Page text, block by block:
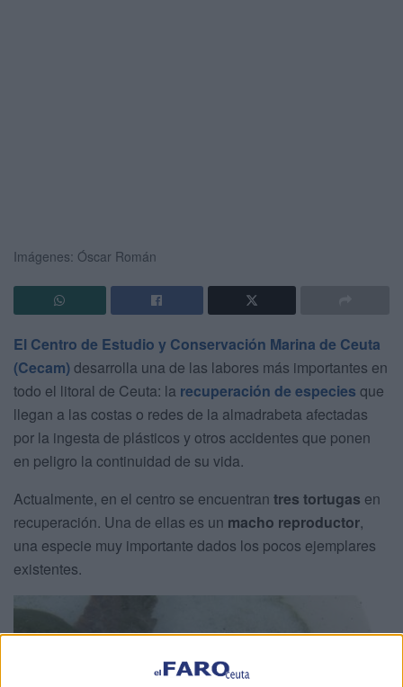
Imágenes: Óscar Román
El Centro de Estudio y Conservación Marina de Ceuta
(Cecam)desarrolla una de las labores más importantes en
todo el litoral de Ceuta: la recuperación de especies que
llegan a las costas o redes de la almadrabeta afectadas
por la ingesta de plásticos y otros accidentes que ponen
en peligro la continuidad de su vida.
Actualmente, en el centro se encuentran tres tortugas en
recuperación. Una de ellas es un macho reproductor,
una especie muy importante dados los pocos ejemplares
existentes.